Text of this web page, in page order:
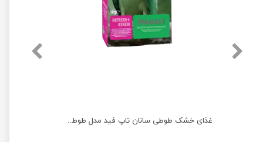
غذای خشک طوطی سانان تاپ فید مدل طوطی سبز وزن 1 کیلوگرم